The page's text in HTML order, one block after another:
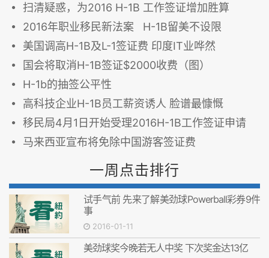
扫清疑惑，为2016 H-1B 工作签证增加胜算
2016年职业移民新法案 H-1B留美不设限
美国调高H-1B及L-1签证费 印度IT业哗然
国会将取消H-1B签证$2000收费（图）
H-1b的抽签公平性
高科技企业H-1B员工薪资诱人 脸谱最慷慨
移民局4月1日开始受理2016H-1B工作签证申请
马来西亚宣布将免除中国游客签证费
一周点击排行
试手气前 先来了解美劲球Powerball彩券9件
事
2016-01-11
美劲球奖今晚若无人中奖 下次奖金达13亿